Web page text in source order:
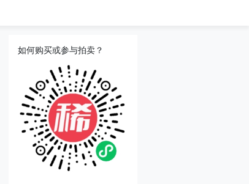
如何购买或参与拍卖？